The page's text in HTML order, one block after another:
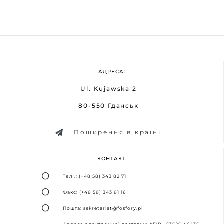
АДРЕСА:
Ul. Kujawska 2
80-550 Гданськ
Поширення в країні
КОНТАКТ
Тел .: (+48 58) 343 82 71
Факс: (+48 58) 343 81 16
Пошта: sekretariat@fosfory.pl